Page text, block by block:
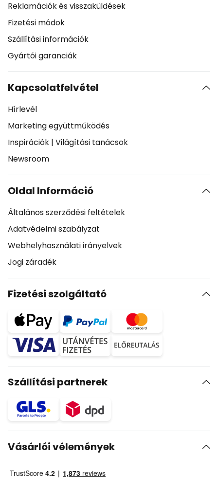
Reklamációk és visszaküldések
Fizetési módok
Szállítási információk
Gyártói garanciák
Kapcsolatfelvétel
Hírlevél
Marketing együttműködés
Inspirációk | Világítási tanácsok
Newsroom
Oldal Információ
Általános szerződési feltételek
Adatvédelmi szabályzat
Webhelyhasználati irányelvek
Jogi záradék
Fizetési szolgáltató
Szállítási partnerek
Vásárlói vélemények